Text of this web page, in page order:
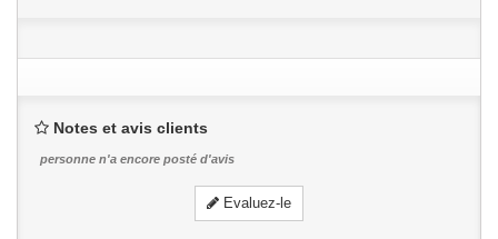
Notes et avis clients
personne n'a encore posté d'avis
Evaluez-le